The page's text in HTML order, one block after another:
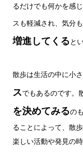
るだけでも何かを感
スも軽減され、気分
増進してくると
散歩は生活の中に小
スでもあるのです。
を決めてみるの
ることによって、散
楽しい活動や発見の